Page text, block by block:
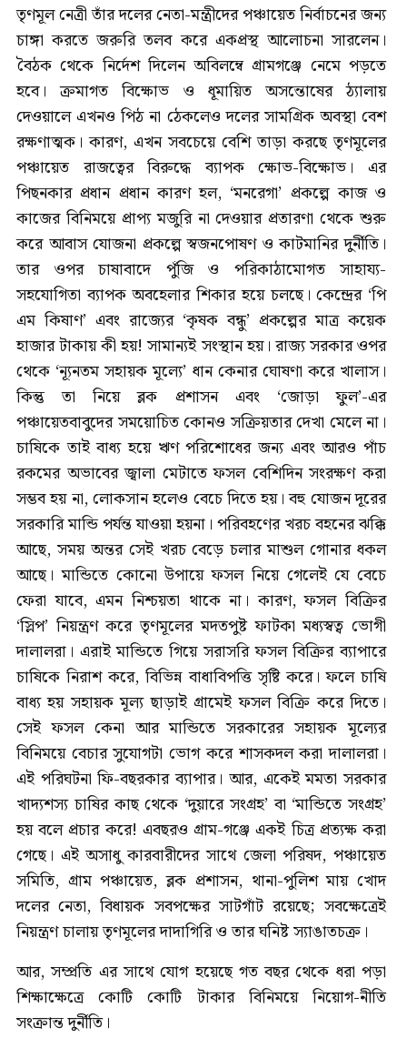
তৃণমূল নেত্রী তাঁর দলের নেতা-মন্ত্রীদের পঞ্চায়েত নির্বাচনের জন্য
চাঙ্গা করতে জরুরি তলব করে একপ্রস্থ আলোচনা সারলেন।
বৈঠক থেকে নির্দেশ দিলেন অবিলম্বে গ্রামগঞ্জে নেমে পড়তে
হবে। ক্রমাগত বিক্ষোভ ও ধূমায়িত অসন্তোষের ঠ্যালায়
দেওয়ালে এখনও পিঠ না ঠেকলেও দলের সামগ্রিক অবস্থা বেশ
রক্ষণাত্মক। কারণ, এখন সবচেয়ে বেশি তাড়া করছে তৃণমূলের
পঞ্চায়েত রাজত্বের বিরুদ্ধে ব্যাপক ক্ষোভ-বিক্ষোভ। এর
পিছনকার প্রধান প্রধান কারণ হল, ‘মনরেগা’ প্রকল্পে কাজ ও
কাজের বিনিময়ে প্রাপ্য মজুরি না দেওয়ার প্রতারণা থেকে শুরু
করে আবাস যোজনা প্রকল্পে স্বজনপোষণ ও কাটমানির দুর্নীতি।
তার ওপর চাষাবাদে পুঁজি ও পরিকাঠামোগত সাহায্য-
সহযোগিতা ব্যাপক অবহেলার শিকার হয়ে চলছে। কেন্দ্রের ‘পি
এম কিষাণ’ এবং রাজ্যের ‘কৃষক বন্ধু’ প্রকল্পের মাত্র কয়েক
হাজার টাকায় কী হয়! সামান্যই সংস্থান হয়। রাজ্য সরকার ওপর
থেকে ‘ন্যূনতম সহায়ক মূল্যে’ ধান কেনার ঘোষণা করে খালাস।
কিন্তু তা নিয়ে ব্লক প্রশাসন এবং ‘জোড়া ফুল’-এর
পঞ্চায়েতবাবুদের সময়োচিত কোনও সক্রিয়তার দেখা মেলে না।
চাষিকে তাই বাধ্য হয়ে ঋণ পরিশোধের জন্য এবং আরও পাঁচ
রকমের অভাবের জ্বালা মেটাতে ফসল বেশিদিন সংরক্ষণ করা
সম্ভব হয় না, লোকসান হলেও বেচে দিতে হয়। বহু যোজন দূরের
সরকারি মান্ডি পর্যন্ত যাওয়া হয়না। পরিবহণের খরচ বহনের ঝক্কি
আছে, সময় অন্তর সেই খরচ বেড়ে চলার মাশুল গোনার ধকল
আছে। মান্ডিতে কোনো উপায়ে ফসল নিয়ে গেলেই যে বেচে
ফেরা যাবে, এমন নিশ্চয়তা থাকে না। কারণ, ফসল বিক্রির
‘স্লিপ’ নিয়ন্ত্রণ করে তৃণমূলের মদতপুষ্ট ফাটকা মধ্যস্বত্ব ভোগী
দালালরা। এরাই মান্ডিতে গিয়ে সরাসরি ফসল বিক্রির ব্যাপারে
চাষিকে নিরাশ করে, বিভিন্ন বাধাবিপত্তি সৃষ্টি করে। ফলে চাষি
বাধ্য হয় সহায়ক মূল্য ছাড়াই গ্রামেই ফসল বিক্রি করে দিতে।
সেই ফসল কেনা আর মান্ডিতে সরকারের সহায়ক মূল্যের
বিনিময়ে বেচার সুযোগটা ভোগ করে শাসকদল করা দালালরা।
এই পরিঘটনা ফি-বছরকার ব্যাপার। আর, একেই মমতা সরকার
খাদ্যশস্য চাষির কাছ থেকে ‘দুয়ারে সংগ্রহ’ বা ‘মান্ডিতে সংগ্রহ’
হয় বলে প্রচার করে! এবছরও গ্রাম-গঞ্জে একই চিত্র প্রত্যক্ষ করা
গেছে। এই অসাধু কারবারীদের সাথে জেলা পরিষদ, পঞ্চায়েত
সমিতি, গ্রাম পঞ্চায়েত, ব্লক প্রশাসন, থানা-পুলিশ মায় খোদ
দলের নেতা, বিধায়ক সবপক্ষের সাটগাঁট রয়েছে; সবক্ষেত্রেই
নিয়ন্ত্রণ চালায় তৃণমূলের দাদাগিরি ও তার ঘনিষ্ট স্যাঙাতচক্র।
আর, সম্প্রতি এর সাথে যোগ হয়েছে গত বছর থেকে ধরা পড়া
শিক্ষাক্ষেত্রে কোটি কোটি টাকার বিনিময়ে নিয়োগ-নীতি
সংক্রান্ত দুর্নীতি।